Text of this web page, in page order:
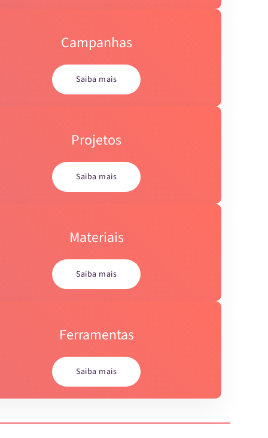
Campanhas
Saiba mais
Projetos
Saiba mais
Materiais
Saiba mais
Ferramentas
Saiba mais